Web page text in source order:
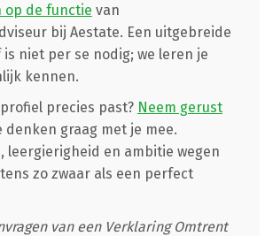
op de functie van
bij Aestate. Een uitgebreide
niet per se nodig; we leren je
kennen.
precies past? Neem gerust
denken graag met je mee.
leergierigheid en ambitie wegen
zo zwaar als een perfect
van een Verklaring Omtrent